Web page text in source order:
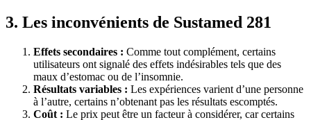
3. Les inconvénients de Sustamed 281
Effets secondaires : Comme tout complément, certains
utilisateurs ont signalé des effets indésirables tels que des
maux d’estomac ou de l’insomnie.
Résultats variables : Les expériences varient d’une personne
à l’autre, certains n’obtenant pas les résultats escomptés.
Coût : Le prix peut être un facteur à considérer, car certains